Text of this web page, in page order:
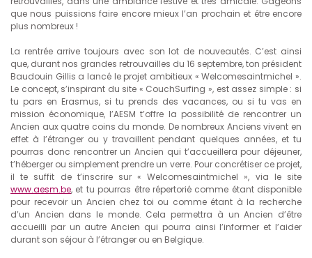
que nous puissions faire encore mieux l’an prochain et être encore
plus nombreux !
La rentrée arrive toujours avec son lot de nouveautés. C’est ainsi
que, durant nos grandes retrouvailles du 16 septembre, ton président
Baudouin Gillis a lancé le projet ambitieux « Welcomesaintmichel ».
Le concept, s’inspirant du site « CouchSurfing », est assez simple : si
tu pars en Erasmus, si tu prends des vacances, ou si tu vas en
mission économique, l’AESM t’offre la possibilité de rencontrer un
Ancien aux quatre coins du monde. De nombreux Anciens vivent en
effet à l’étranger ou y travaillent pendant quelques années, et tu
pourras donc rencontrer un Ancien qui t’accueillera pour déjeuner,
t’héberger ou simplement prendre un verre. Pour concrétiser ce projet,
il te suffit de t’inscrire sur « Welcomesaintmichel », via le site
www.aesm.be, et tu pourras être répertorié comme étant disponible
pour recevoir un Ancien chez toi ou comme étant à la recherche
d’un Ancien dans le monde. Cela permettra à un Ancien d’être
accueilli par un autre Ancien qui pourra ainsi l’informer et l’aider
durant son séjour à l’étranger ou en Belgique.